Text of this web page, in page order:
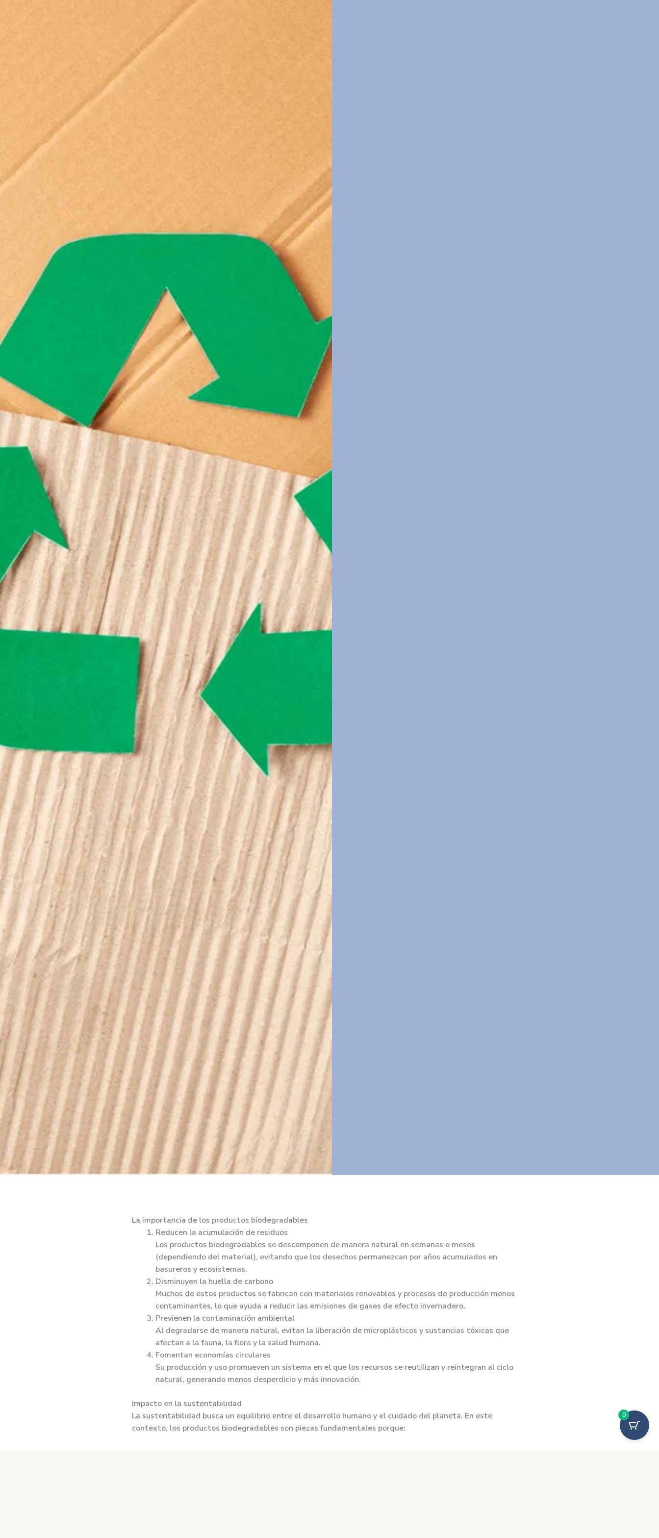
La importancia de los productos biodegradables
Reducen la acumulación de residuos
Los productos biodegradables se descomponen de manera natural en semanas o meses
(dependiendo del material), evitando que los desechos permanezcan por años acumulados en
basureros y ecosistemas.
Disminuyen la huella de carbono
Muchos de estos productos se fabrican con materiales renovables y procesos de producción menos
contaminantes, lo que ayuda a reducir las emisiones de gases de efecto invernadero.
Previenen la contaminación ambiental
Al degradarse de manera natural, evitan la liberación de microplásticos y sustancias tóxicas que
afectan a la fauna, la flora y la salud humana.
Fomentan economías circulares
Su producción y uso promueven un sistema en el que los recursos se reutilizan y reintegran al ciclo
natural, generando menos desperdicio y más innovación.
Impacto en la sustentabilidad
La sustentabilidad busca un equilibrio entre el desarrollo humano y el cuidado del planeta. En este
contexto, los productos biodegradables son piezas fundamentales porque:
0